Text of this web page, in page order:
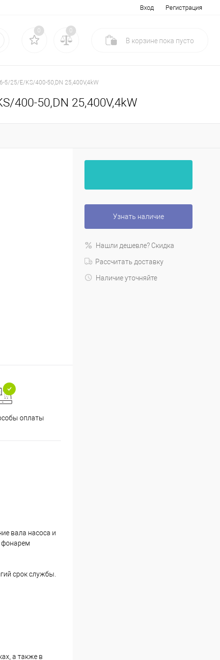
Вход Регистрация
0 0
В корзине пока пусто
5/25/E/KS/400-50,DN 25,400V,4kW
400-50,DN 25,400V,4kW
оплаты
вала насоса и
фонарем
срок службы.
а также в
Узнать наличие
Нашли дешевле? Скидка
Рассчитать доставку
Наличие уточняйте